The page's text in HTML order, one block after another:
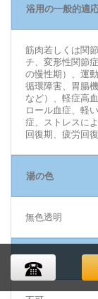
浴用の一般的適
筋肉若しくは関
チ、変形性関節
の慢性期）、運
循環障害、胃腸
など）、軽症高
ロール血症、軽
症、ストレスに
回復期、疲労回
湯の色
無色透明